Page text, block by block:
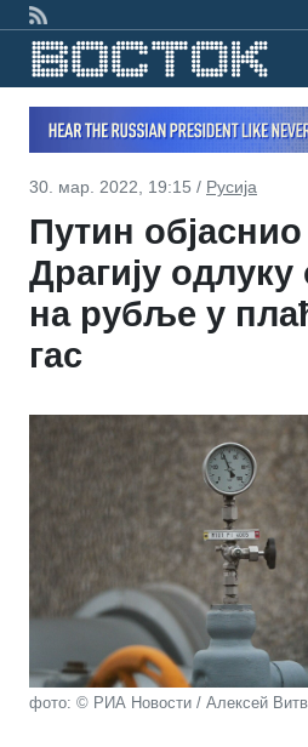
30. мар. 2022, 19:15 / Русија
Путин
Драгију
на рубље у
гас
фото: © РИА Новости / Алексей